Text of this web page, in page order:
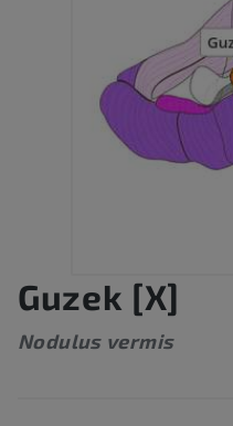
Guzek [X]
Nodulus vermis